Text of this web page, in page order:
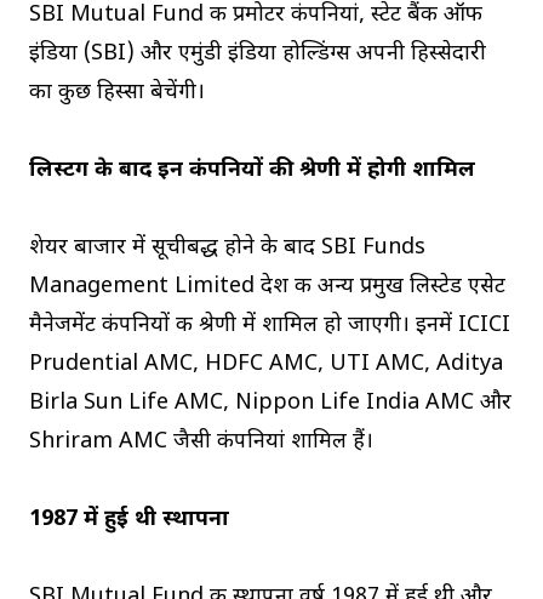
SBI Mutual Fund की प्रमोटर कंपनियां, स्टेट बैंक ऑफ
इंडिया (SBI) और एमुंडी इंडिया होल्डिंग्स अपनी हिस्सेदारी
का कुछ हिस्सा बेचेंगी।
लिस्टिंग के बाद इन कंपनियों की श्रेणी में होगी शामिल
शेयर बाजार में सूचीबद्ध होने के बाद SBI Funds
Management Limited देश की अन्य प्रमुख लिस्टेड एसेट
मैनेजमेंट कंपनियों की श्रेणी में शामिल हो जाएगी। इनमें ICICI
Prudential AMC, HDFC AMC, UTI AMC, Aditya
Birla Sun Life AMC, Nippon Life India AMC और
Shriram AMC जैसी कंपनियां शामिल हैं।
1987 में हुई थी स्थापना